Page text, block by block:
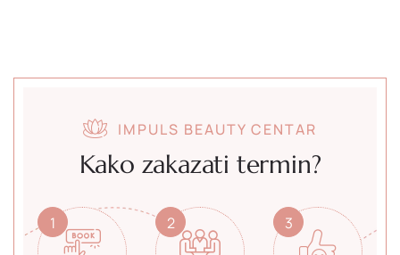
IMPULS BEAUTY CENTAR
Kako zakazati termin?
1 2 3